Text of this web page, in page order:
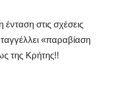
στις σχέσεις
«παραβίαση
της Κρήτης!!